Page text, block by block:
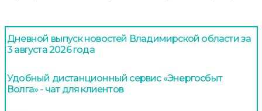
Дневной выпуск новостей Владимирской области за
3 августа 2026 года
Удобный дистанционный сервис «Энергосбыт
Волга» - чат для клиентов